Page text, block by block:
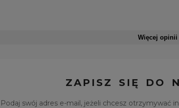
Więcej opinii
ZAPISZ SIĘ DO
Podaj swój adres e-mail, jeżeli chcesz otrzymywać